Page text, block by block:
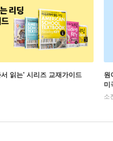
읽는' 시리즈 교재가이드
원
미
소